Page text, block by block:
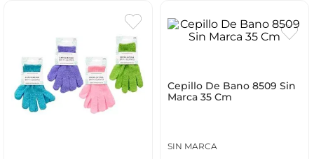
Cepillo De Bano 8509 Sin
Marca 35 Cm
SIN MARCA